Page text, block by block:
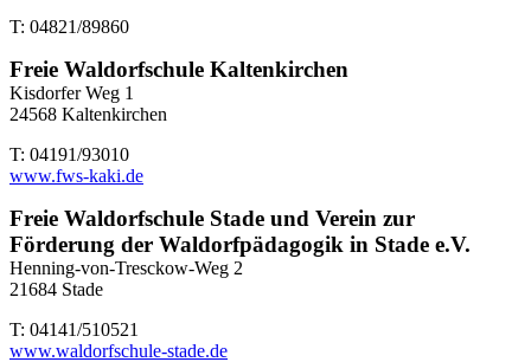
T: 04821/89860
Freie Waldorfschule Kaltenkirchen
Kisdorfer Weg 1
24568 Kaltenkirchen
T: 04191/93010
www.fws-kaki.de
Freie Waldorfschule Stade und Verein zur
Förderung der Waldorfpädagogik in Stade e.V.
Henning-von-Tresckow-Weg 2
21684 Stade
T: 04141/510521
www.waldorfschule-stade.de